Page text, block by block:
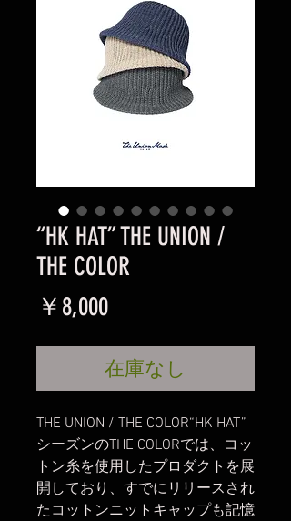
“HK HAT” THE UNION /
THE COLOR
￥8,000価
格
在庫なし
THE UNION / THE COLOR“HK HAT”
シーズンのTHE COLORでは、コッ
トン糸を使用したプロダクトを展
開しており、すでにリリースされ
たコットンニットキャップも記憶